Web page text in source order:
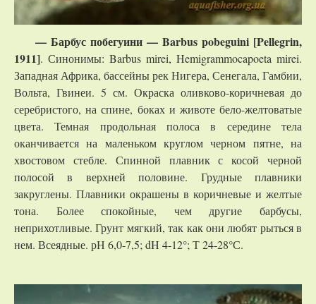
— Барбус побегуини — Barbus pobeguini [Pellegrin,
1911]. Синонимы: Barbus mirei, Hemigrammocapoeta mirei.
Западная Африка, бассейны рек Нигера, Сенегала, Гамбии,
Вольта, Гвинеи. 5 см. Окраска оливково-коричневая до
серебристого, на спине, боках и животе бело-желтоватые
цвета. Темная продольная полоса в середине тела
оканчивается на маленьком круглом черном пятне, на
хвостовом стебле. Спинной плавник с косой черной
полосой в верхней половине. Грудные плавники
закруглены. Плавники окрашены в коричневые и желтые
тона. Более спокойные, чем другие барбусы,
неприхотливые. Грунт мягкий, так как они любят рыться в
нем. Всеядные. рН 6,0-7,5; dH 4-12°; Т 24-28°С.